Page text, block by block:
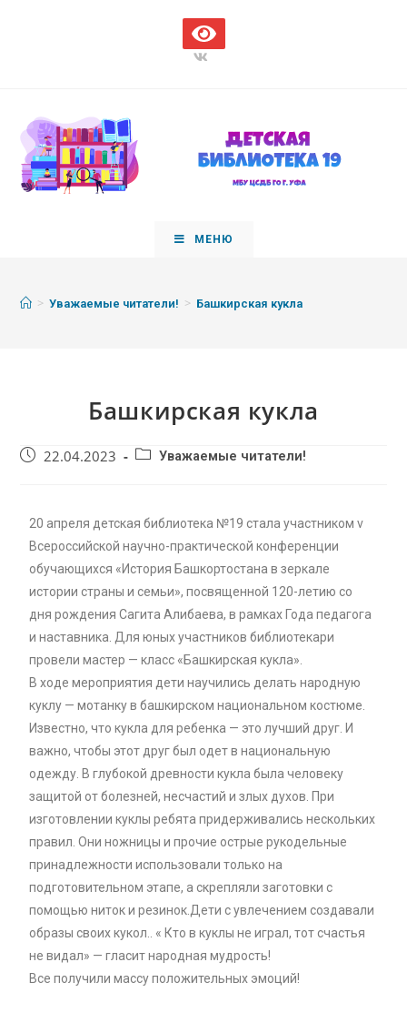
МЕНЮ
> Уважаемые читатели! > Башкирская кукла
Башкирская кукла
22.04.2023 Уважаемые читатели!
20 апреля детская библиотека №19 стала участником v
Всероссийской научно-практической конференции
обучающихся «История Башкортостана в зеркале
истории страны и семьи», посвященной 120-летию со
дня рождения Сагита Алибаева, в рамках Года педагога
и наставника. Для юных участников библиотекари
провели мастер — класс «Башкирская кукла».
В ходе мероприятия дети научились делать народную
куклу — мотанку в башкирском национальном костюме.
Известно, что кукла для ребенка — это лучший друг. И
важно, чтобы этот друг был одет в национальную
одежду. В глубокой древности кукла была человеку
защитой от болезней, несчастий и злых духов. При
изготовлении куклы ребята придерживались нескольких
правил. Они ножницы и прочие острые рукодельные
принадлежности использовали только на
подготовительном этапе, а скрепляли заготовки с
помощью ниток и резинок.Дети с увлечением создавали
образы своих кукол.. « Кто в куклы не играл, тот счастья
не видал» — гласит народная мудрость!
Все получили массу положительных эмоций!